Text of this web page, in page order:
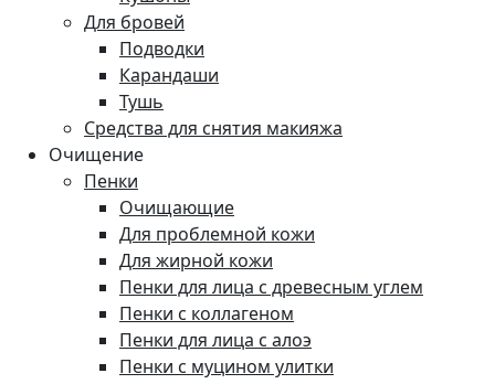
Для бровей
Подводки
Карандаши
Тушь
Средства для снятия макияжа
Очищение
Пенки
Очищающие
Для проблемной кожи
Для жирной кожи
Пенки для лица с древесным углем
Пенки с коллагеном
Пенки для лица с алоэ
Пенки с муцином улитки